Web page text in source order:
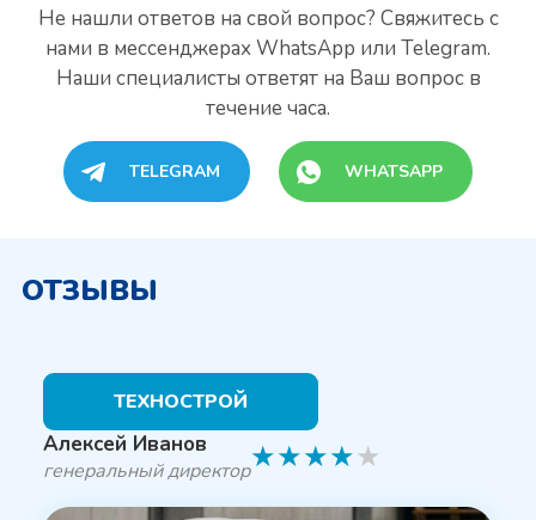
Не нашли ответов на свой вопрос? Свяжитесь с
нами в мессенджерах WhatsApp или Telegram.
Наши специалисты ответят на Ваш вопрос в
течение часа.
TELEGRAM WHATSAPP
ОТЗЫВЫ
ТЕХНОСТРОЙ
Алексей Иванов
генеральный директор★★★★★